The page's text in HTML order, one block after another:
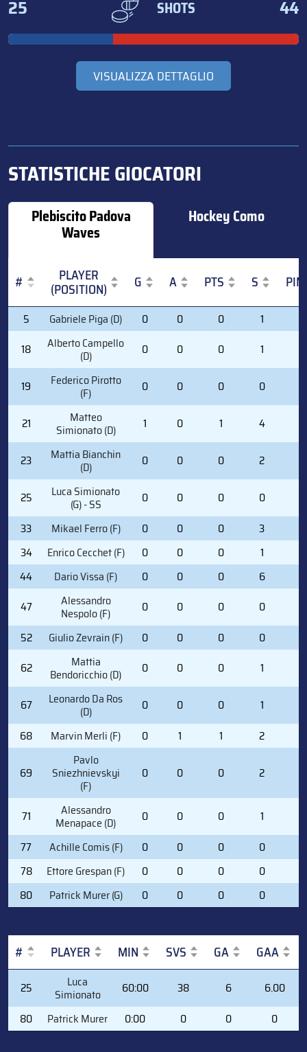
25 SHOTS 44
VISUALIZZA DETTAGLIO
STATISTICHE GIOCATORI
Plebiscito Padova
Waves
Hockey Como
# PLAYER
(POSITION) G A PTS S
PIM
PLAYER
(POSITION)
PTS
5 Gabriele Piga (D) 0 0 0 1
18
Alberto Campello
(D) 0 0 0 1
19 Federico Pirotto
(F) 0 0 0 0
21 Matteo
Simionato (D) 1 0 1 4
23 Mattia Bianchin
(D) 0 0 0 2
25 Luca Simionato
(G) - SS 0 0 0 0
33
Mikael Ferro (F) 0 0 0 3
34
Enrico Cecchet (F) 0 0 0 1
44
Dario Vissa (F) 0 0 0 6
47
Alessandro
Nespolo (F) 0 0 0 0
52
Giulio Zevrain (F) 0 0 0 0
62
Mattia
Bendoricchio (D) 0 0 0 1
67 Leonardo Da Ros
(D) 0 0 0 1
68
Marvin Merli (F) 0 1 1 2
69
Pavlo
Sniezhnievskyi
(F)
0 0 0 2
71 Alessandro
Menapace (D) 0 0 0 1
77
Achille Comis (F) 0 0 0 0
78
Ettore Grespan (F) 0 0 0 0
80
Patrick Murer (G) 0 0 0 0
# PLAYER MIN SVS GA GAA
PLAYER
25 Luca
Simionato 60:00 38 6
6.00
80
Patrick Murer 0:00 0 0 0